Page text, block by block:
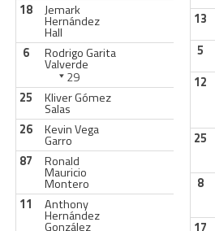
18
Jemark
Hernández
Hall
6
Rodrigo Garita
Valverde
29
25
Kliver Gómez
Salas
26
Kevin Vega
Garro
87
Ronald
Mauricio
Montero
11
Anthony
Hernández
González
13
5
12
25
8